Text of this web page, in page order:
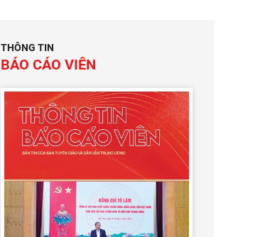
THÔNG TIN
BÁO CÁO VIÊN